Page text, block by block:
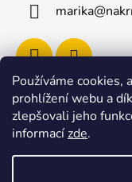
Používáme cookies,
prohlížení webu a
zlepšovali jeho
informacízde.
marika@
Facebook